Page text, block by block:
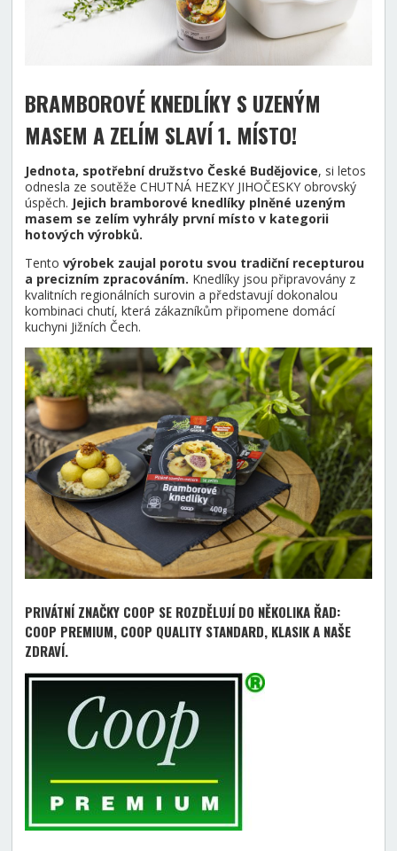
BRAMBOROVÉ KNEDLÍKY S UZENÝM
MASEM A ZELÍM SLAVÍ 1. MÍSTO!
Jednota, spotřební družstvo České Budějovice, si letos
odnesla ze soutěže CHUTNÁ HEZKY JIHOČESKY obrovský
úspěch. Jejich bramborové knedlíky plněné uzeným
masem se zelím vyhrály první místo v kategorii
hotových výrobků.
Tento výrobek zaujal porotu svou tradiční recepturou
a precizním zpracováním. Knedlíky jsou připravovány z
kvalitních regionálních surovin a představují dokonalou
kombinaci chutí, která zákazníkům připomene domácí
kuchyni Jižních Čech.
PRIVÁTNÍ ZNAČKY COOP SE ROZDĚLUJÍ DO NĚKOLIKA ŘAD:
COOP PREMIUM, COOP QUALITY STANDARD, KLASIK A NAŠE
ZDRAVÍ.